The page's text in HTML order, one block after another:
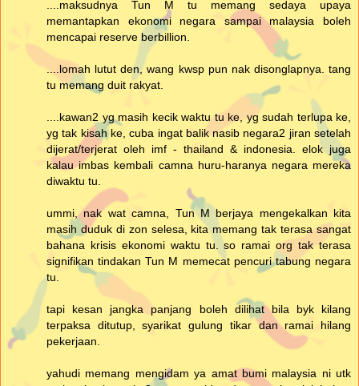
....maksudnya Tun M tu memang sedaya upaya
memantapkan ekonomi negara sampai malaysia boleh
mencapai reserve berbillion.
....lomah lutut den, wang kwsp pun nak disonglapnya. tang
tu memang duit rakyat.
....kawan2 yg masih kecik waktu tu ke, yg sudah terlupa ke,
yg tak kisah ke, cuba ingat balik nasib negara2 jiran setelah
dijerat/terjerat oleh imf - thailand & indonesia. elok juga
kalau imbas kembali camna huru-haranya negara mereka
diwaktu tu.
ummi, nak wat camna, Tun M berjaya mengekalkan kita
masih duduk di zon selesa, kita memang tak terasa sangat
bahana krisis ekonomi waktu tu. so ramai org tak terasa
signifikan tindakan Tun M memecat pencuri tabung negara
tu.
tapi kesan jangka panjang boleh dilihat bila byk kilang
terpaksa ditutup, syarikat gulung tikar dan ramai hilang
pekerjaan.
yahudi memang mengidam ya amat bumi malaysia ni utk